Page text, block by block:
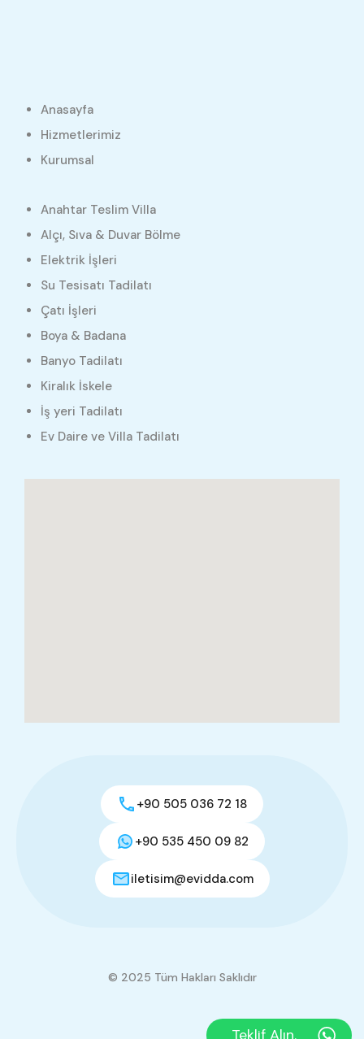
Anasayfa
Hizmetlerimiz
Kurumsal
Anahtar Teslim Villa
Alçı, Sıva & Duvar Bölme
Elektrik İşleri
Su Tesisatı Tadilatı
Çatı İşleri
Boya & Badana
Banyo Tadilatı
Kiralık İskele
İş yeri Tadilatı
Ev Daire ve Villa Tadilatı
+90 505 036 72 18
+90 535 450 09 82
iletisim@evidda.com
© 2025 Tüm Hakları Saklıdır
Teklif Alın.